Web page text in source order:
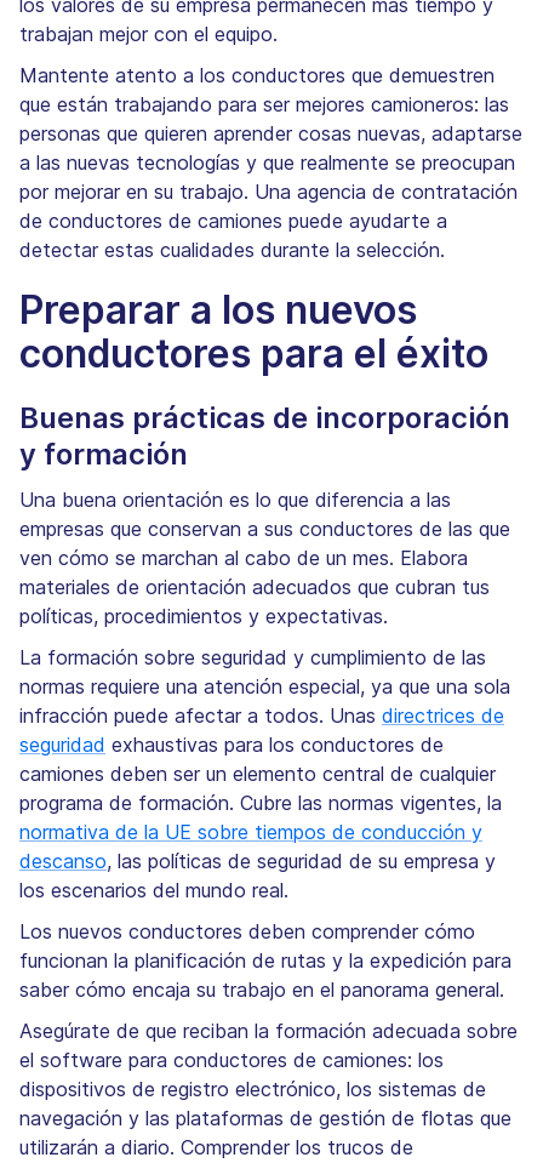
los valores de su empresa permanecen más tiempo y
trabajan mejor con el equipo.
Mantente atento a los conductores que demuestren
que están trabajando para ser mejores camioneros: las
personas que quieren aprender cosas nuevas, adaptarse
a las nuevas tecnologías y que realmente se preocupan
por mejorar en su trabajo. Una agencia de contratación
de conductores de camiones puede ayudarte a
detectar estas cualidades durante la selección.
Preparar a los nuevos
conductores para el éxito
Buenas prácticas de incorporación
y formación
Una buena orientación es lo que diferencia a las
empresas que conservan a sus conductores de las que
ven cómo se marchan al cabo de un mes. Elabora
materiales de orientación adecuados que cubran tus
políticas, procedimientos y expectativas.
La formación sobre seguridad y cumplimiento de las
normas requiere una atención especial, ya que una sola
infracción puede afectar a todos. Unas directrices de
seguridad exhaustivas para los conductores de
camiones deben ser un elemento central de cualquier
programa de formación. Cubre las normas vigentes, la
normativa de la UE sobre tiempos de conducción y
descanso, las políticas de seguridad de su empresa y
los escenarios del mundo real.
Los nuevos conductores deben comprender cómo
funcionan la planificación de rutas y la expedición para
saber cómo encaja su trabajo en el panorama general.
Asegúrate de que reciban la formación adecuada sobre
el software para conductores de camiones: los
dispositivos de registro electrónico, los sistemas de
navegación y las plataformas de gestión de flotas que
utilizarán a diario. Comprender los trucos de